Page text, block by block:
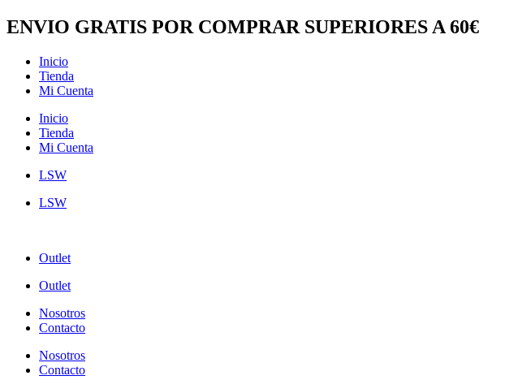
Ir
al
ENVIO GRATIS POR COMPRAR SUPERIORES A 60€
Inicio
Tienda
Mi Cuenta
Inicio
Tienda
Mi Cuenta
LSW
LSW
Outlet
Outlet
Nosotros
Contacto
Nosotros
Contacto